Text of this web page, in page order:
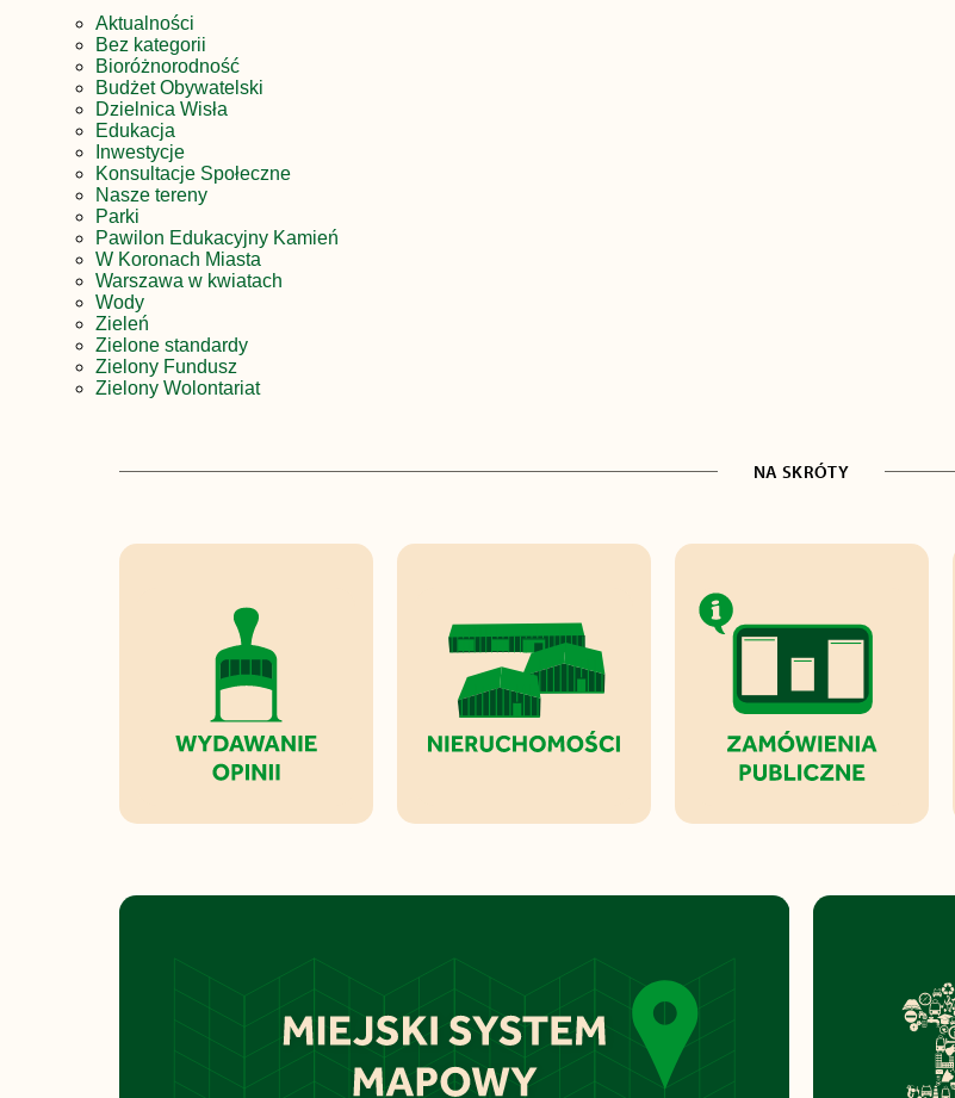
Aktualności
Bez kategorii
Bioróżnorodność
Budżet Obywatelski
Dzielnica Wisła
Edukacja
Inwestycje
Konsultacje Społeczne
Nasze tereny
Parki
Pawilon Edukacyjny Kamień
W Koronach Miasta
Warszawa w kwiatach
Wody
Zieleń
Zielone standardy
Zielony Fundusz
Zielony Wolontariat
NA SKRÓTY